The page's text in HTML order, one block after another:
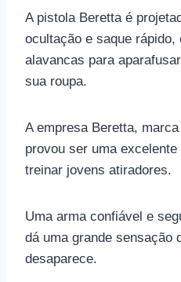
A pistola Beretta é
ocultação e saque rápido,
alavancas para
sua roupa.
A empresa Beretta,
provou ser uma
treinar jovens atiradores.
Uma arma confiável e
dá uma grande sensação
desaparece.